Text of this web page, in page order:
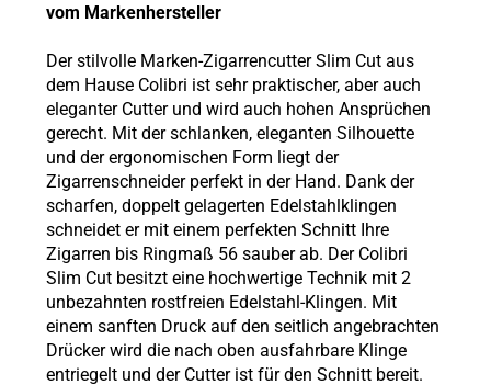
vom Markenhersteller
Der stilvolle Marken-Zigarrencutter Slim Cut aus
dem Hause Colibri ist sehr praktischer, aber auch
eleganter Cutter und wird auch hohen Ansprüchen
gerecht. Mit der schlanken, eleganten Silhouette
und der ergonomischen Form liegt der
Zigarrenschneider perfekt in der Hand. Dank der
scharfen, doppelt gelagerten Edelstahlklingen
schneidet er mit einem perfekten Schnitt Ihre
Zigarren bis Ringmaß 56 sauber ab. Der Colibri
Slim Cut besitzt eine hochwertige Technik mit 2
unbezahnten rostfreien Edelstahl-Klingen. Mit
einem sanften Druck auf den seitlich angebrachten
Drücker wird die nach oben ausfahrbare Klinge
entriegelt und der Cutter ist für den Schnitt bereit.